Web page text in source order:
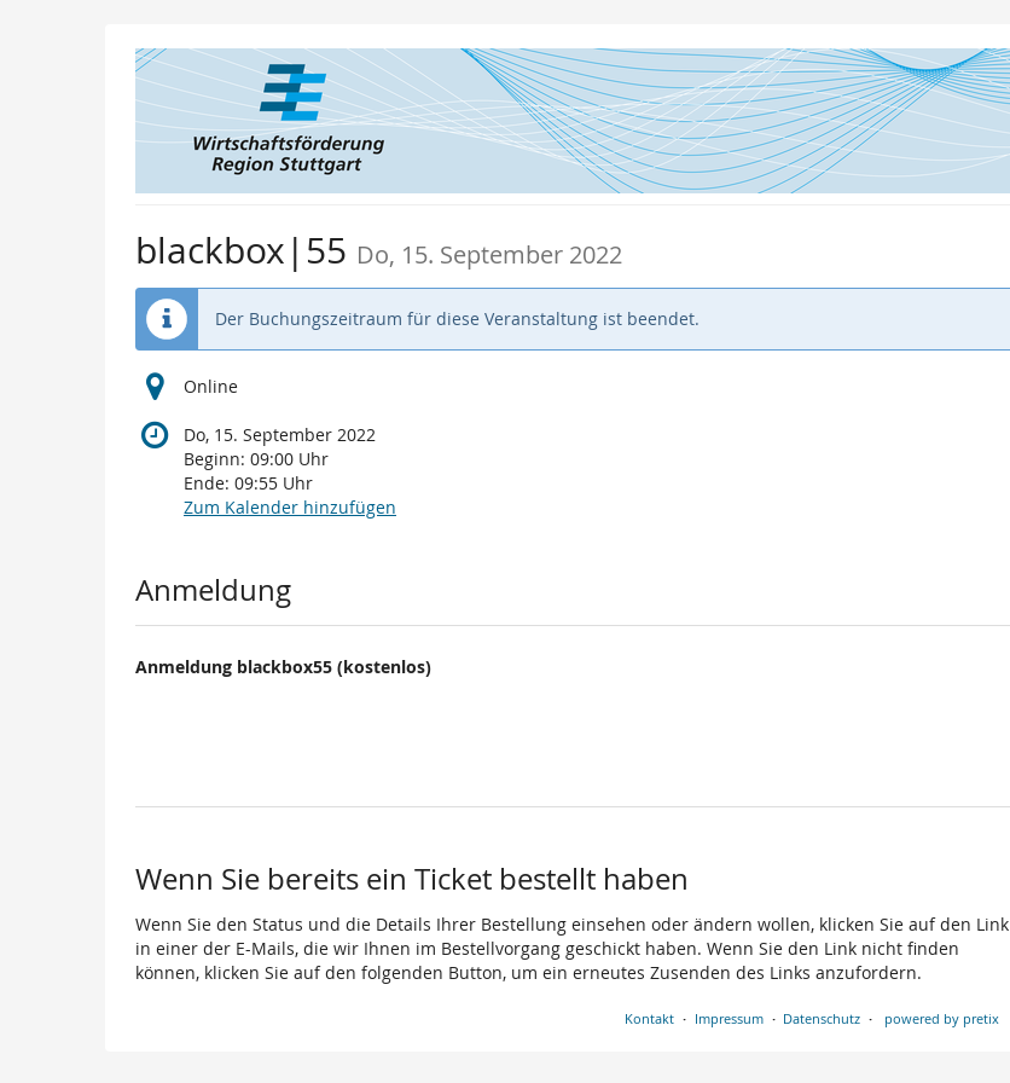
blackbox|55 Do, 15. September 2022
Der Buchungszeitraum für diese Veranstaltung ist beendet.
Online
Do, 15. September 2022
Beginn: 09:00 Uhr
Ende: 09:55 Uhr
Zum Kalender hinzufügen
Produkte
Anmeldung
Anmeldung blackbox55 (kostenlos)
Wenn Sie bereits ein Ticket bestellt haben
Wenn Sie den Status und die Details Ihrer Bestellung einsehen oder ändern wollen, klicken Sie auf den Link
in einer der E-Mails, die wir Ihnen im Bestellvorgang geschickt haben. Wenn Sie den Link nicht finden
können, klicken Sie auf den folgenden Button, um ein erneutes Zusenden des Links anzufordern.
Kontakt Impressum Datenschutz powered by pretix